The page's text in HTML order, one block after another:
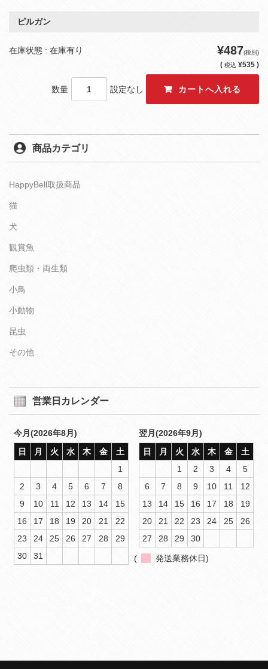
ピルガン
在庫状態 : 在庫有り ¥487(税別)
( 税込 ¥535 )
数量 設定なし
商品カテゴリ
HappyBell取扱商品
猫
犬
観賞魚
爬虫類・両生類
小鳥
小動物
昆虫
その他
営業日カレンダー
今月(2026年8月)
日
月 火 水 木 金
土
1
2
3 4 5 6 7
8
9
10 11 12 13 14
15
16
17 18 19 20 21
22
23
24 25 26 27 28
29
30
31
翌月(2026年9月)
日
月 火 水 木 金
土
1
2 3 4
5
6
7 8 9 10 11
12
13
14 15 16 17 18
19
20
21 22 23 24 25
26
27
28 29 30
( 発送業務休日)